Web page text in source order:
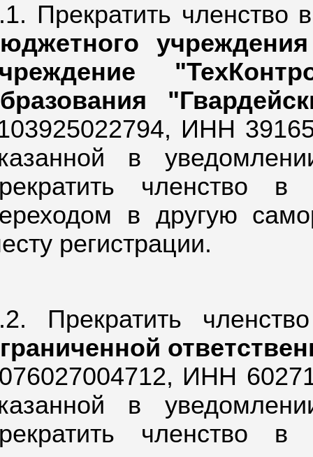
Прекратить членство
ИНН
в
членство
в другую
регистрации.
Прекратить
ИНН
в
членство